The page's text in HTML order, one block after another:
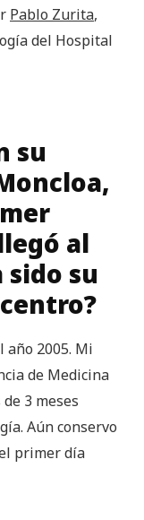
Pablo Zurita,
del Hospital
su
al
sido su
año 2005. Mi
de Medicina
3 meses
Aún conservo
primer día